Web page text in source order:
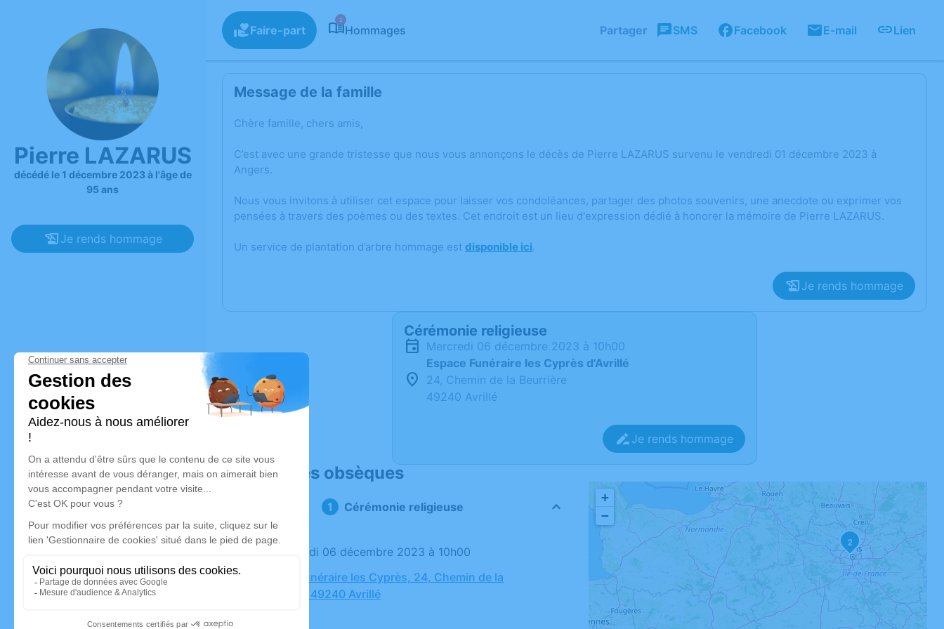
Pierre LAZARUS
décédé le 1 décembre 2023 à l'âge de
95 ans
Je rends hommage
Faire-part
2
Hommages Partager SMS Facebook E-mail Lien
Message de la famille
Chère famille, chers amis,
C’est avec une grande tristesse que nous vous annonçons le décès de Pierre LAZARUS survenu le vendredi 01 décembre 2023 à
Angers.
Nous vous invitons à utiliser cet espace pour laisser vos condoléances, partager des photos souvenirs, une anecdote ou exprimer vos
pensées à travers des poèmes ou des textes. Cet endroit est un lieu d'expression dédié à honorer la mémoire de Pierre LAZARUS.
Un service de plantation d’arbre hommage est disponible ici.
Je rends hommage
Cérémonie religieuse
mercredi 06 décembre 2023 à 10h00
Espace Funéraire les Cyprès d'Avrillé
24, Chemin de la Beurrière
49240 Avrillé
Je rends hommage
Déroulé des obsèques
Cérémonie religieuse
Le mercredi 06 décembre 2023 à 10h00
Espace Funéraire les Cyprès, 24, Chemin de la
Beurrière, 49240 Avrillé
2
+
−